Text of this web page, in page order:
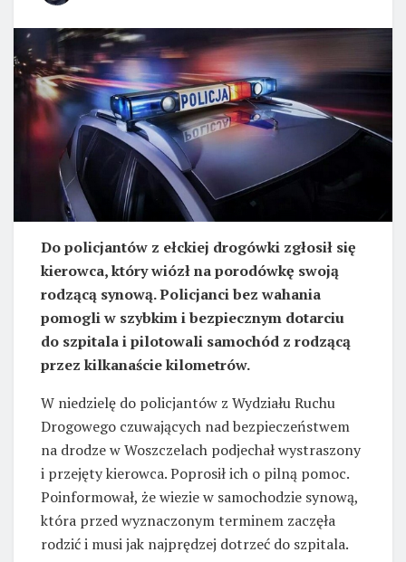
Do policjantów z ełckiej drogówki zgłosił się
kierowca, który wiózł na porodówkę swoją
rodzącą synową. Policjanci bez wahania
pomogli w szybkim i bezpiecznym dotarciu
do szpitala i pilotowali samochód z rodzącą
przez kilkanaście kilometrów.
W niedzielę do policjantów z Wydziału Ruchu
Drogowego czuwających nad bezpieczeństwem
na drodze w Woszczelach podjechał wystraszony
i przejęty kierowca. Poprosił ich o pilną pomoc.
Poinformował, że wiezie w samochodzie synową,
która przed wyznaczonym terminem zaczęła
rodzić i musi jak najprędzej dotrzeć do szpitala.